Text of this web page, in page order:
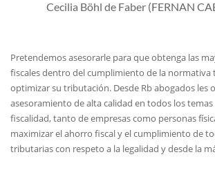
Cecilia Böhl de Faber (FERNAN
Pretendemos asesorarle para que obtenga las
fiscales dentro del cumplimiento de la normativa
optimizar su tributación. Desde Rb abogados les
asesoramiento de alta calidad en todos los
fiscalidad, tanto de empresas como personas
maximizar el ahorro fiscal y el cumplimiento de
tributarias con respeto a la legalidad y desde la